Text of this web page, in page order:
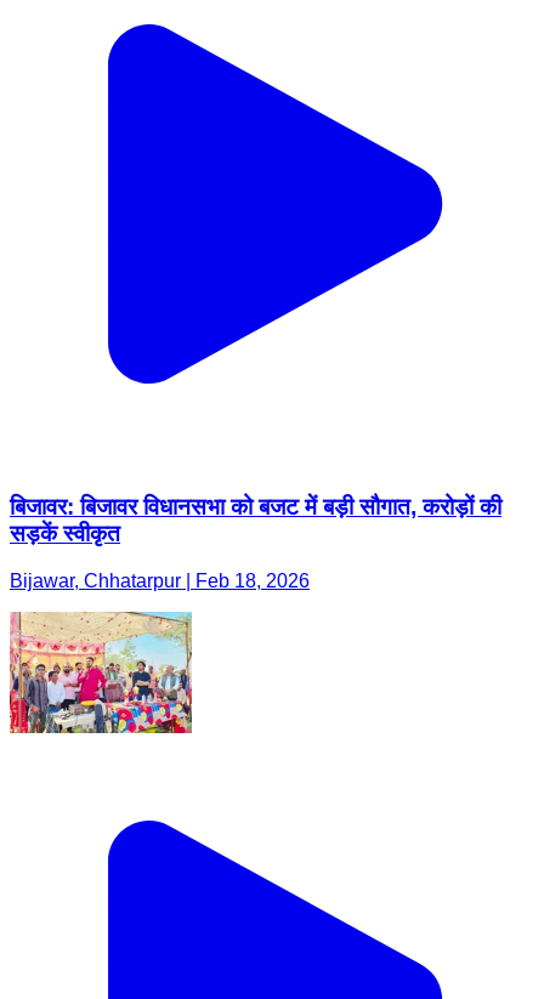
बिजावर: बिजावर विधानसभा को बजट में बड़ी सौगात, करोड़ों की
सड़कें स्वीकृत
Bijawar, Chhatarpur | Feb 18, 2026